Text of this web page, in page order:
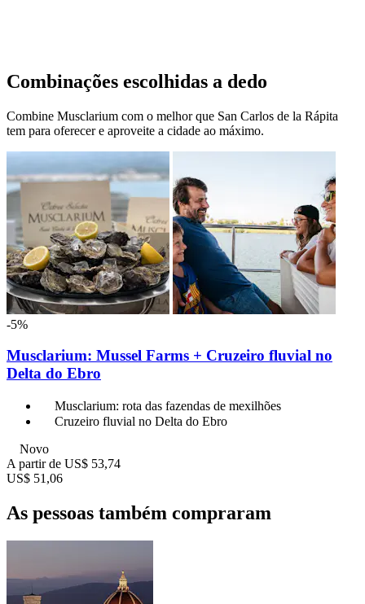
Combinações escolhidas a dedo
Combine Musclarium com o melhor que San Carlos de la Rápita
tem para oferecer e aproveite a cidade ao máximo.
-5%
Musclarium: Mussel Farms + Cruzeiro fluvial no
Delta do Ebro
Musclarium: rota das fazendas de mexilhões
Cruzeiro fluvial no Delta do Ebro
Novo
A partir de US$ 53,74
US$ 51,06
As pessoas também compraram